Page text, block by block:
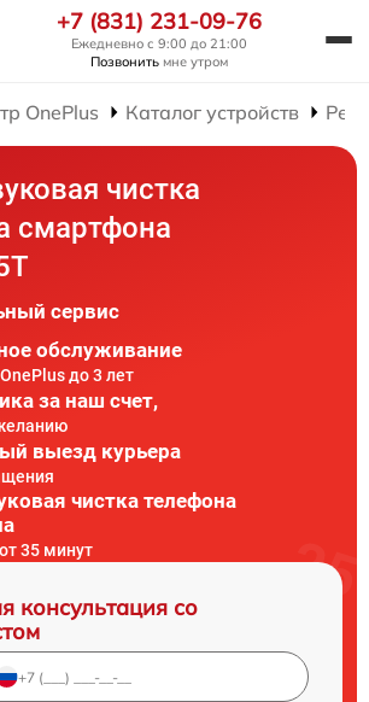
+7 (831) 231-09-76
Ежедневно с 9:00 до 21:00
Позвонить мне утром
OnePlus Каталог устройств
чистка
смартфона
сервис
обслуживание
до 3 лет
за наш счет,
выезд курьера
чистка телефона
35 минут
консультация со